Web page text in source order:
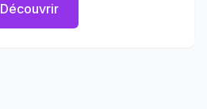
Découvrir